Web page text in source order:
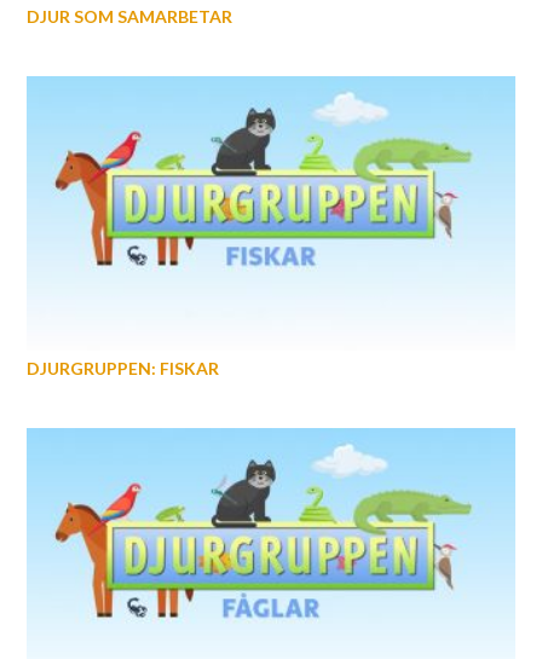
DJUR SOM SAMARBETAR
DJURGRUPPEN: FISKAR